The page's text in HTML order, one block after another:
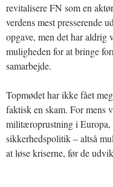
revitalisere FN som en
verdens mest presserende
opgave, men det har aldrig
muligheden for at bringe
samarbejde.
Topmødet har ikke fået
faktisk en skam. For mens
militæroprustning i Europa,
sikkerhedspolitik – altså
at løse kriserne, før de